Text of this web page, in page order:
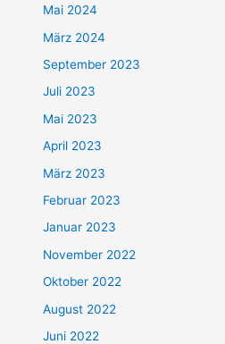
Mai 2024
März 2024
September 2023
Juli 2023
Mai 2023
April 2023
März 2023
Februar 2023
Januar 2023
November 2022
Oktober 2022
August 2022
Juni 2022